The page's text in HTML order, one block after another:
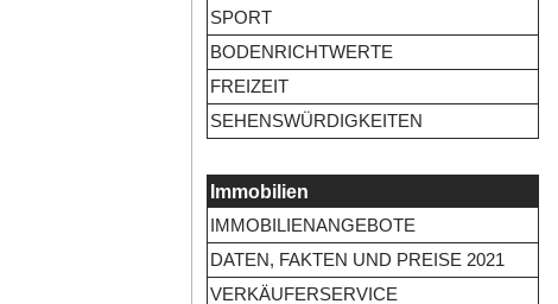
SPORT
BODENRICHTWERTE
FREIZEIT
SEHENSWÜRDIGKEITEN
Immobilien
IMMOBILIENANGEBOTE
DATEN, FAKTEN UND PREISE 2021
VERKÄUFERSERVICE